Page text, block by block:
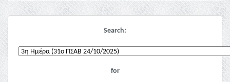
Search:
for